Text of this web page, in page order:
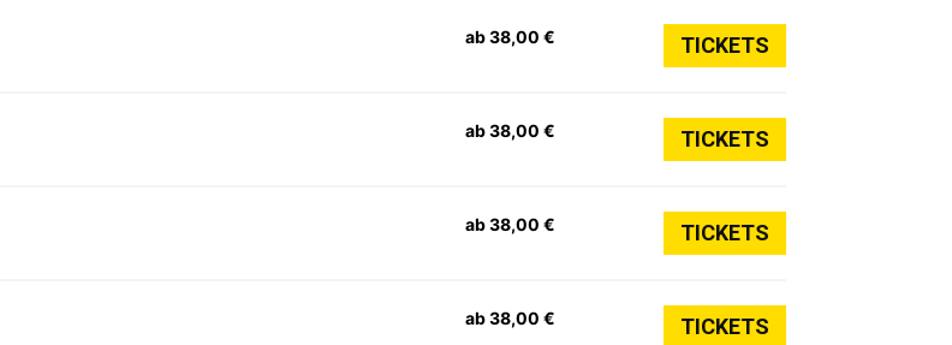
ab 38,00 € TICKETS
ab 38,00 € TICKETS
ab 38,00 € TICKETS
ab 38,00 € TICKETS